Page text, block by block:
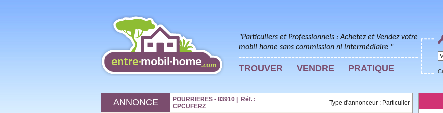
"Particuliers et Professionnels : Achetez et Vendez votre
mobil home sans commission ni intermédiaire "
TROUVER VENDRE PRATIQUE
ANNONCE
POURRIERES - 83910 | Réf. :
CPCUFERZ
Type d'annonceur : Particulier